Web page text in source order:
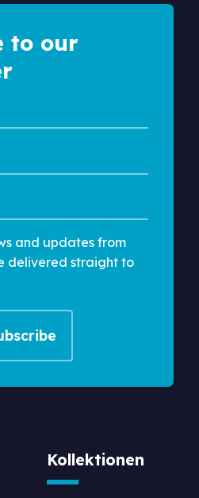
to our
and updates from
delivered straight to
Kollektionen